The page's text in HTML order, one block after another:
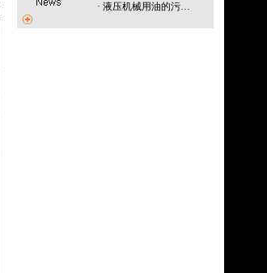
· 液压机械用油的污…